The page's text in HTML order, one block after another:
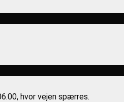
hvor vejen spærres.